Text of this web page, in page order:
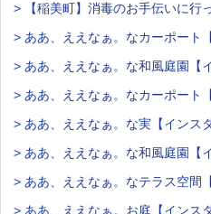
> 【稲美町】消毒のお手伝いに行
> ああ、ええなぁ。なカーポート
> ああ、ええなぁ。な和風庭園【
> ああ、ええなぁ。なカーポート
> ああ、ええなぁ。な実【インスタ
> ああ、ええなぁ。な和風庭園【
> ああ、ええなぁ。なテラス空間
> ああ、ええなぁ。お庭【インスタ